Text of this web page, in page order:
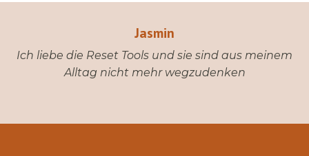
Katharina